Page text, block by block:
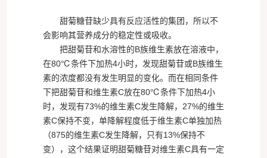
甜菊糖苷缺少具有反应活性的集团，所以不
会影响其营养成分的稳定性或吸收。
把甜菊苷和水溶性的B族维生素放在溶液中，
在80℃条件下加热4小时，发现甜菊苷或B族维生
素的浓度都没有发生明显的变化。而在相同条件
下把甜菊苷和维生素C放在80℃条件下加热4小
时，发现有73%的维生素C发生降解，27%的维生
素C保持不变，单降解程度低于维生素C单独加热
（875的维生素C发生降解，只有13%保持不
变），这个结果证明甜菊糖苷对维生素C具有一定